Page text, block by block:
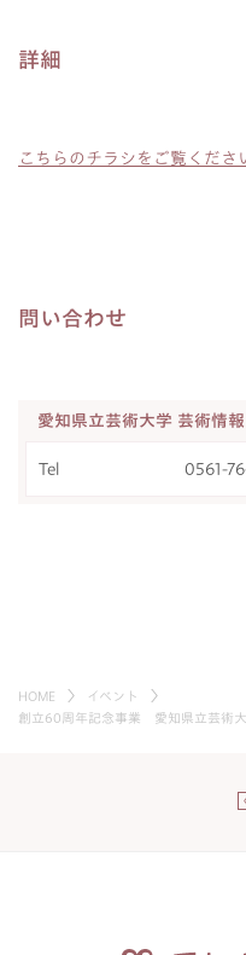
詳細
こちらのチラシをご覧くださ
問い合わせ
愛知県立芸術大学 芸術情
Tel 0561-
HOME
イベント
創立60周年記念事業 愛知県立芸術大